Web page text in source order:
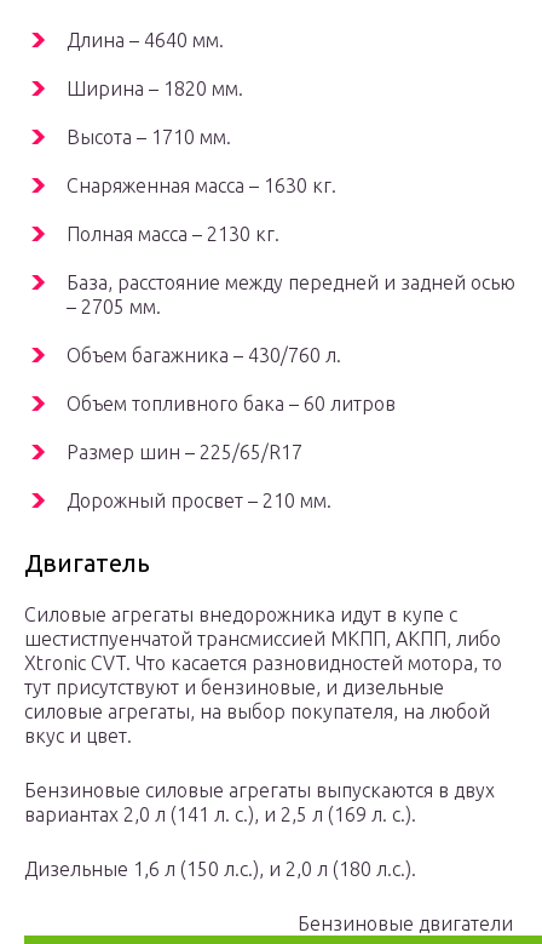
Длина – 4640 мм.
Ширина – 1820 мм.
Высота – 1710 мм.
Снаряженная масса – 1630 кг.
Полная масса – 2130 кг.
База, расстояние между передней и задней осью
– 2705 мм.
Объем багажника – 430/760 л.
Объем топливного бака – 60 литров
Размер шин – 225/65/R17
Дорожный просвет – 210 мм.
Двигатель
Силовые агрегаты внедорожника идут в купе с
шестистпуенчатой трансмиссией МКПП, АКПП, либо
Xtronic CVT. Что касается разновидностей мотора, то
тут присутствуют и бензиновые, и дизельные
силовые агрегаты, на выбор покупателя, на любой
вкус и цвет.
Бензиновые силовые агрегаты выпускаются в двух
вариантах 2,0 л (141 л. с.), и 2,5 л (169 л. с.).
Дизельные 1,6 л (150 л.с.), и 2,0 л (180 л.с.).
Бензиновые двигатели